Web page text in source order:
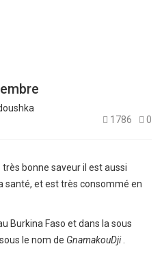
1786
0
très bonne saveur il est aussi
santé, et est très consommé en
Burkina Faso et dans la sous
le nom de GnamakouDji.